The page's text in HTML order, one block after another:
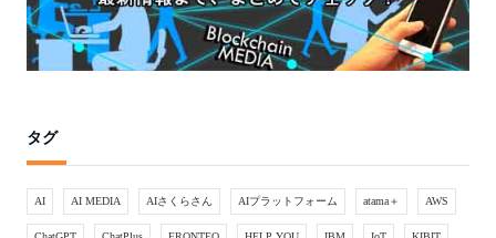
タグ
AI AI MEDIA AIさくらさん AIプラットフォーム atama＋ AWS